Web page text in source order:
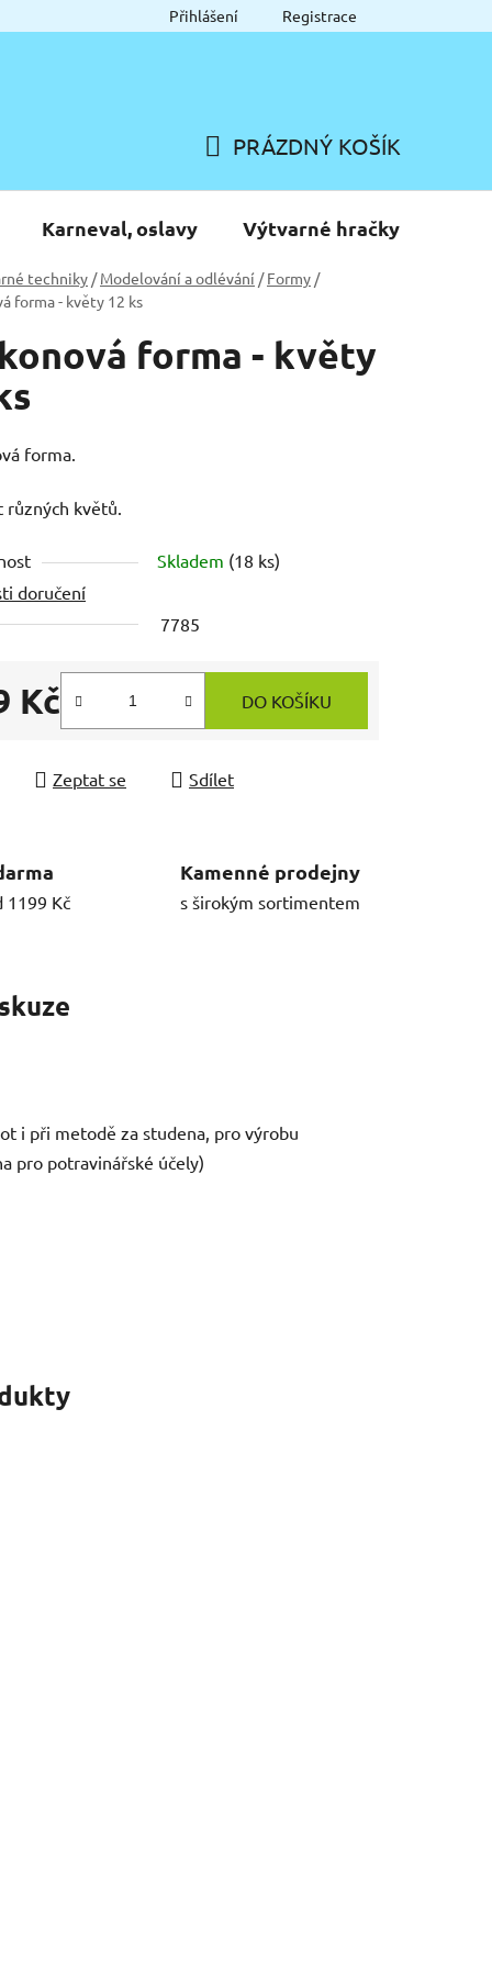
Přihlášení Registrace
KOŠÍK
PRÁZDNÝ KOŠÍK
Karneval, oslavy Výtvarné hračky
techniky / Modelování a odlévání / Formy /
forma - květy 12 ks
forma - květy
forma.
různých květů.
Skladem (18 ks)
doručení
7785
Kč DO KOŠÍKU
Zeptat se Sdílet
1199 Kč
Kamenné prodejny
s širokým sortimentem
i při metodě za studena, pro výrobu
pro potravinářské účely)